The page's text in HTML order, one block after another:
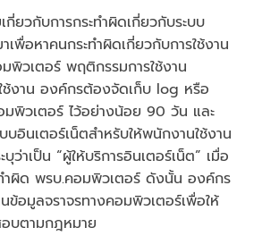
ยวกับการกระทำผิดเกี่ยวกับระบบ
พื่อหาคนกระทำผิดเกี่ยวกับการใช้งาน
พิวเตอร์ พฤติกรรมการใช้งาน
ช้งาน องค์กรต้องจัดเก็บ log หรือ
มพิวเตอร์ ไว้อย่างน้อย 90 วัน และ
อินเตอร์เน็ตสำหรับให้พนักงานใช้งาน
าเป็น “ผู้ให้บริการอินเตอร์เน็ต” เมื่อ
ำผิด พรบ.คอมพิวเตอร์ ดังนั้น องค์กร
อมูลจราจรทางคอมพิวเตอร์เพื่อให้
อบตามกฎหมาย